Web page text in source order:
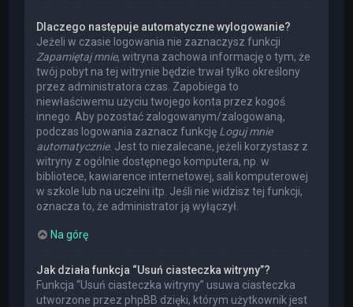
Dlaczego następuje automatyczne wylogowanie?
Jeżeli w czasie logowania nie zaznaczysz funkcji
Zapamiętaj mnie, witryna zachowa informację o tym, że
twój pobyt na tej witrynie będzie trwał tylko określony
przez administratora czas. Zapobiega to
niewłaściwemu użyciu twojego konta przez kogoś
innego. Aby pozostać zalogowanym/zalogowaną,
podczas logowania zaznacz funkcję Loguj mnie
automatycznie. Jest to niezalecane, jeżeli korzystasz z
witryny z ogólnie dostępnego komputera, np. w
bibliotece, kawiarence internetowej, sali komputerowej
w szkole lub na uczelni itp. Jeśli nie widzisz tej funkcji,
oznacza to, że administrator ją wyłączył.
Na górę
Jak działa funkcja “Usuń ciasteczka witryny”?
Funkcja “Usuń ciasteczka witryny” usuwa ciasteczka
utworzone przez phpBB dzięki, którym użytkownik jest